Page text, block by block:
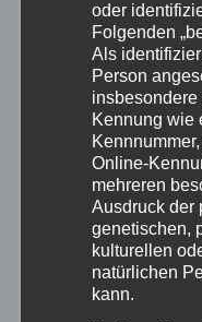
Juli 2026
Juni 2026
Mai 2026
April 2026
März 2026
oder
Folgenden
Als
Person
Kennung wie
Online-
mehreren
Ausdruck der
genetischen,
kulturellen
natürlichen
kann.